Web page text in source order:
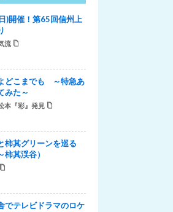
)開催！第65回信州上
流
どこまでも ～特急あ
みた～
本『彩』発見
柿其グリーンを巡る
柿其渓谷）
でテレビドラマのロケ